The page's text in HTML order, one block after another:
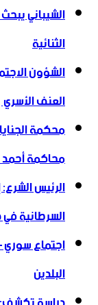
الشيباني
الثنائية
الشؤون
العنف الأسري ‏
محكمة
محاكمة
الرئيس
السرطانية في
اجتماع سوري
البلدين